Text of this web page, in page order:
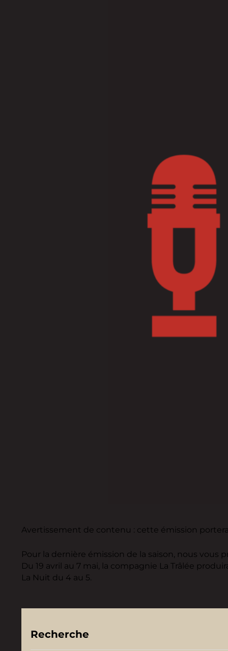
Avertissement de contenu : cette émission
Pour la dernière émission de la saison, nous vous
Du 19 avril au 7 mai, la compagnie La Trâlée
La Nuit du 4 au 5.
Recherche